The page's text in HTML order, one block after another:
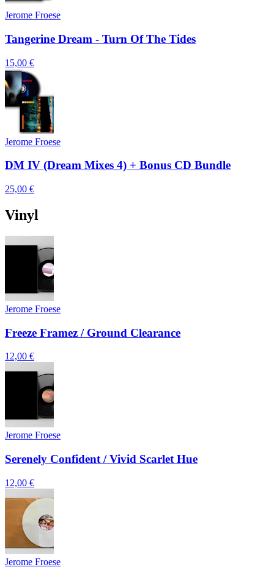
Jerome Froese
Tangerine Dream - Turn Of The Tides
15,00 €
Jerome Froese
DM IV (Dream Mixes 4) + Bonus CD Bundle
25,00 €
Vinyl
Jerome Froese
Freeze Framez / Ground Clearance
12,00 €
Jerome Froese
Serenely Confident / Vivid Scarlet Hue
12,00 €
Jerome Froese